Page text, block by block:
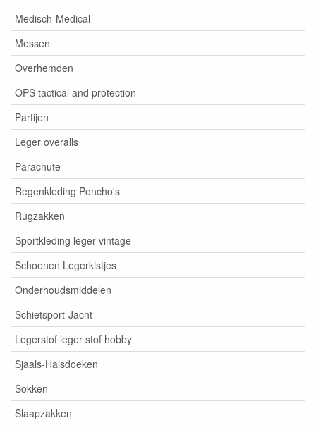
Medisch-Medical
Messen
Overhemden
OPS tactical and protection
Partijen
Leger overalls
Parachute
Regenkleding Poncho's
Rugzakken
Sportkleding leger vintage
Schoenen Legerkistjes
Onderhoudsmiddelen
Schietsport-Jacht
Legerstof leger stof hobby
Sjaals-Halsdoeken
Sokken
Slaapzakken